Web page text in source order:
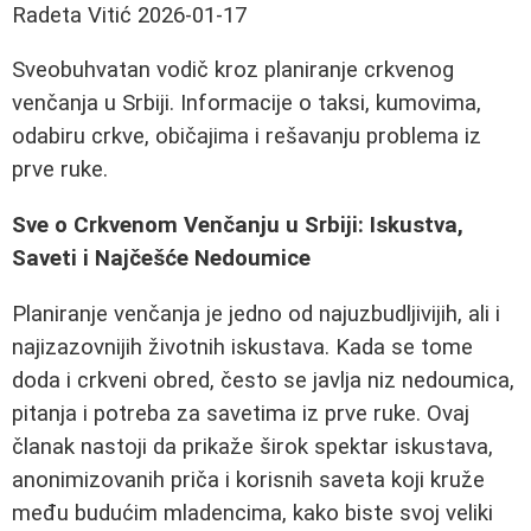
Radeta Vitić 2026-01-17
Sveobuhvatan vodič kroz planiranje crkvenog
venčanja u Srbiji. Informacije o taksi, kumovima,
odabiru crkve, običajima i rešavanju problema iz
prve ruke.
Sve o Crkvenom Venčanju u Srbiji: Iskustva,
Saveti i Najčešće Nedoumice
Planiranje venčanja je jedno od najuzbudljivijih, ali i
najizazovnijih životnih iskustava. Kada se tome
doda i crkveni obred, često se javlja niz nedoumica,
pitanja i potreba za savetima iz prve ruke. Ovaj
članak nastoji da prikaže širok spektar iskustava,
anonimizovanih priča i korisnih saveta koji kruže
među budućim mladencima, kako biste svoj veliki